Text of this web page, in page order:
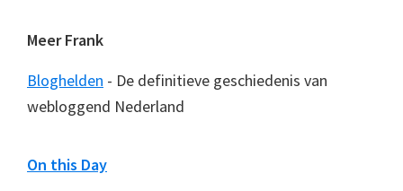
Meer Frank
Bloghelden - De definitieve geschiedenis van
webloggend Nederland
On this Day